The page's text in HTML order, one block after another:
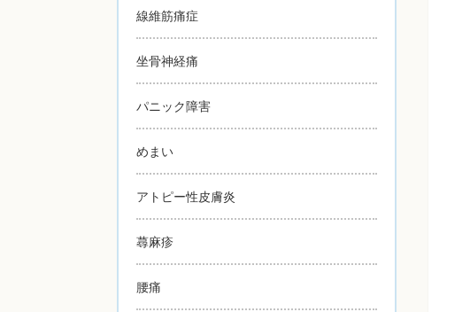
線維筋痛症
坐骨神経痛
パニック障害
めまい
アトピー性皮膚炎
蕁麻疹
腰痛